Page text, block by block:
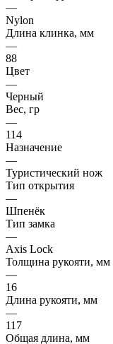
—
Nylon
Длина клинка, мм
—
88
Цвет
—
Черный
Вес, гр
—
114
Назначение
—
Туристический нож
Тип открытия
—
Шпенёк
Тип замка
—
Axis Lock
Толщина рукояти, мм
—
16
Длина рукояти, мм
—
117
Общая длина, мм